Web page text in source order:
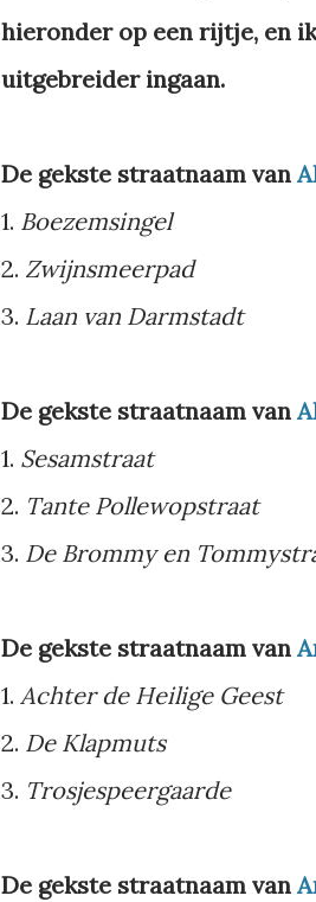
hieronder op een rijtje, en
uitgebreider ingaan.
De gekste straatnaam van
1. Boezemsingel
2. Zwijnsmeerpad
3. Laan van Darmstadt
De gekste straatnaam van
1. Sesamstraat
2. Tante Pollewopstraat
3. De Brommy en
De gekste straatnaam van
1. Achter de Heilige Geest
2. De Klapmuts
3. Trosjespeergaarde
De gekste straatnaam van